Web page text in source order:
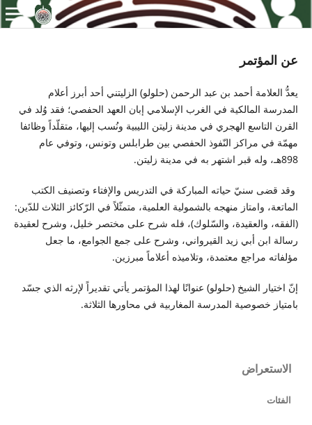
عن المؤتمر
يعدُّ العلامة أحمد بن عبد الرحمن (حلولو) الزليتني أحد أبرز أعلام
المدرسة المالكية في الغرب الإسلامي إبان العهد الحفصي؛ فقد وُلد في
القرن التاسع الهجري في مدينة زليتن الليبية ونُسب إليها، متقلّداً وظائفا
مهمّة في مراكز النّفوذ الحفصي بين طرابلس وتونس، وتوفي عام
898هـ، وله قبر اشتهر به في مدينة زليتن.
وقد قضى سنيّ حياته المباركة في التدريس والإفتاء وتصنيف الكتب
الماتعة، وامتاز منهجه بالشمولية العلمية، متمثّلاً في الرّكائز الثلاث للدّين:
(الفقه، والعقيدة، والسّلوك)، فله شرح على مختصر خليل، وشرح لعقيدة
رسالة ابن أبي زيد القيرواني، وشرح على جمع الجوامع، ما جعل
مؤلفاته مراجع معتمدة، وتلاميذه أعلاماً مبرزين.
إنّ اختيار الشيخ (حلولو) عنوانًا لهذا المؤتمر يأتي تقديراً لإرثه الذي جسّد
بامتياز خصوصية المدرسة المغاربية في محاورها الثلاثة.
الاستعراض
الفئات